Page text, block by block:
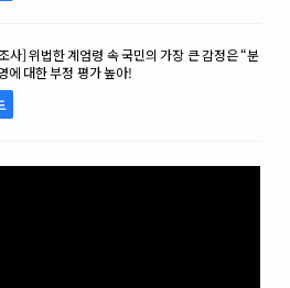
사] 위법한 계엄령 속 국민의 가장 큰 감정은 “분
에 대한 부정 평가 높아!